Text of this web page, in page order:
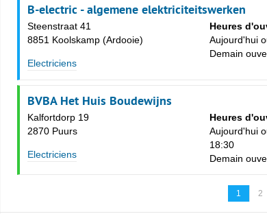
B-electric - algemene elektriciteitswerken
Steenstraat 41
8851 Koolskamp (Ardooie)
Electriciens
Heures
Aujourd'hui
Demain
BVBA Het Huis Boudewijns
Kalfortdorp 19
2870 Puurs
Electriciens
Heures
Aujourd'hui
18:30
Demain
1 2